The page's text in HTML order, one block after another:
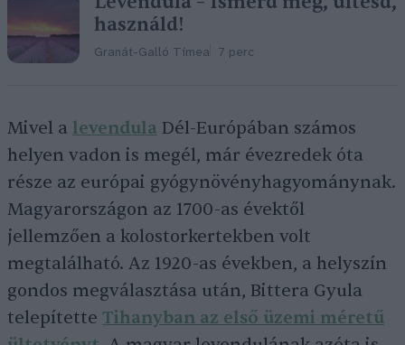
használd!
Granát-Galló Tímea 7 perc
Mivel a levendula Dél-Európában számos
helyen vadon is megél, már évezredek óta
része az európai gyógynövényhagyománynak.
Magyarországon az 1700-as évektől
jellemzően a kolostorkertekben volt
megtalálható. Az 1920-as években, a helyszín
gondos megválasztása után, Bittera Gyula
telepítette Tihanyban az első üzemi méretű